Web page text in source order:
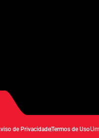
de PrivacidadeTermos de Uso